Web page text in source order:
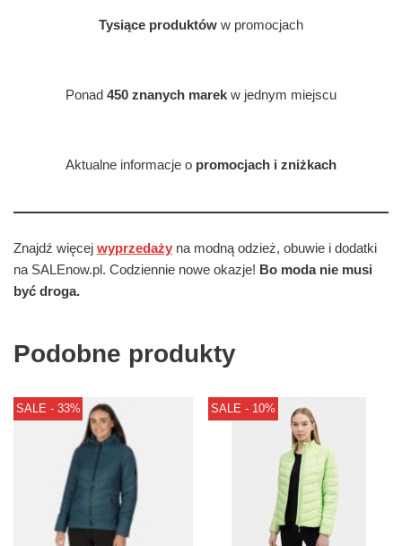
Tysiące produktów w promocjach
Ponad 450 znanych marek w jednym miejscu
Aktualne informacje o promocjach i zniżkach
Znajdź więcej wyprzedaży na modną odzież, obuwie i dodatki
na SALEnow.pl. Codziennie nowe okazje! Bo moda nie musi
być droga.
Podobne produkty
SALE - 33% SALE - 10%